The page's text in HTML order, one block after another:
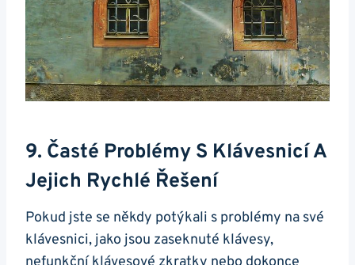
9.‍ Časté Problémy S ⁣klávesnicí A
Jejich Rychlé Řešení
Pokud jste se někdy potýkali s problémy na své
klávesnici, jako jsou zaseknuté ​klávesy,